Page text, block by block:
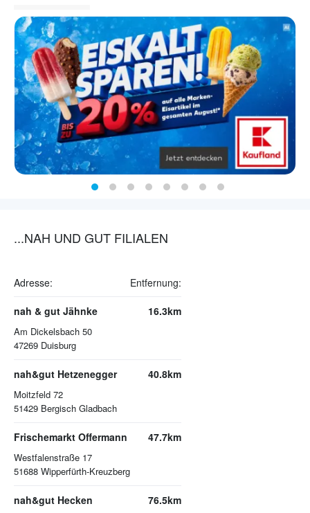
...NAH UND GUT FILIALEN
Adresse: Entfernung:
nah & gut Jähnke
Am Dickelsbach 50
47269 Duisburg
16.3km
nah&gut Hetzenegger
Moitzfeld 72
51429 Bergisch Gladbach
40.8km
Frischemarkt Offermann
Westfalenstraße 17
51688 Wipperfürth-Kreuzberg
47.7km
nah&gut Hecken 76.5km